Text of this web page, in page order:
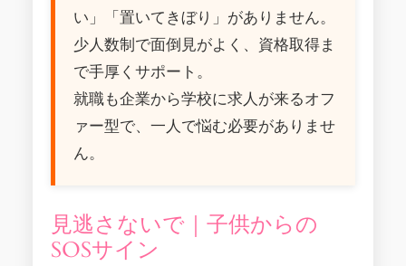
い」「置いてきぼり」がありません。
少人数制で面倒見がよく、資格取得ま
で手厚くサポート。
就職も企業から学校に求人が来るオフ
ァー型で、一人で悩む必要がありませ
ん。
見逃さないで｜子供からの
SOSサイン